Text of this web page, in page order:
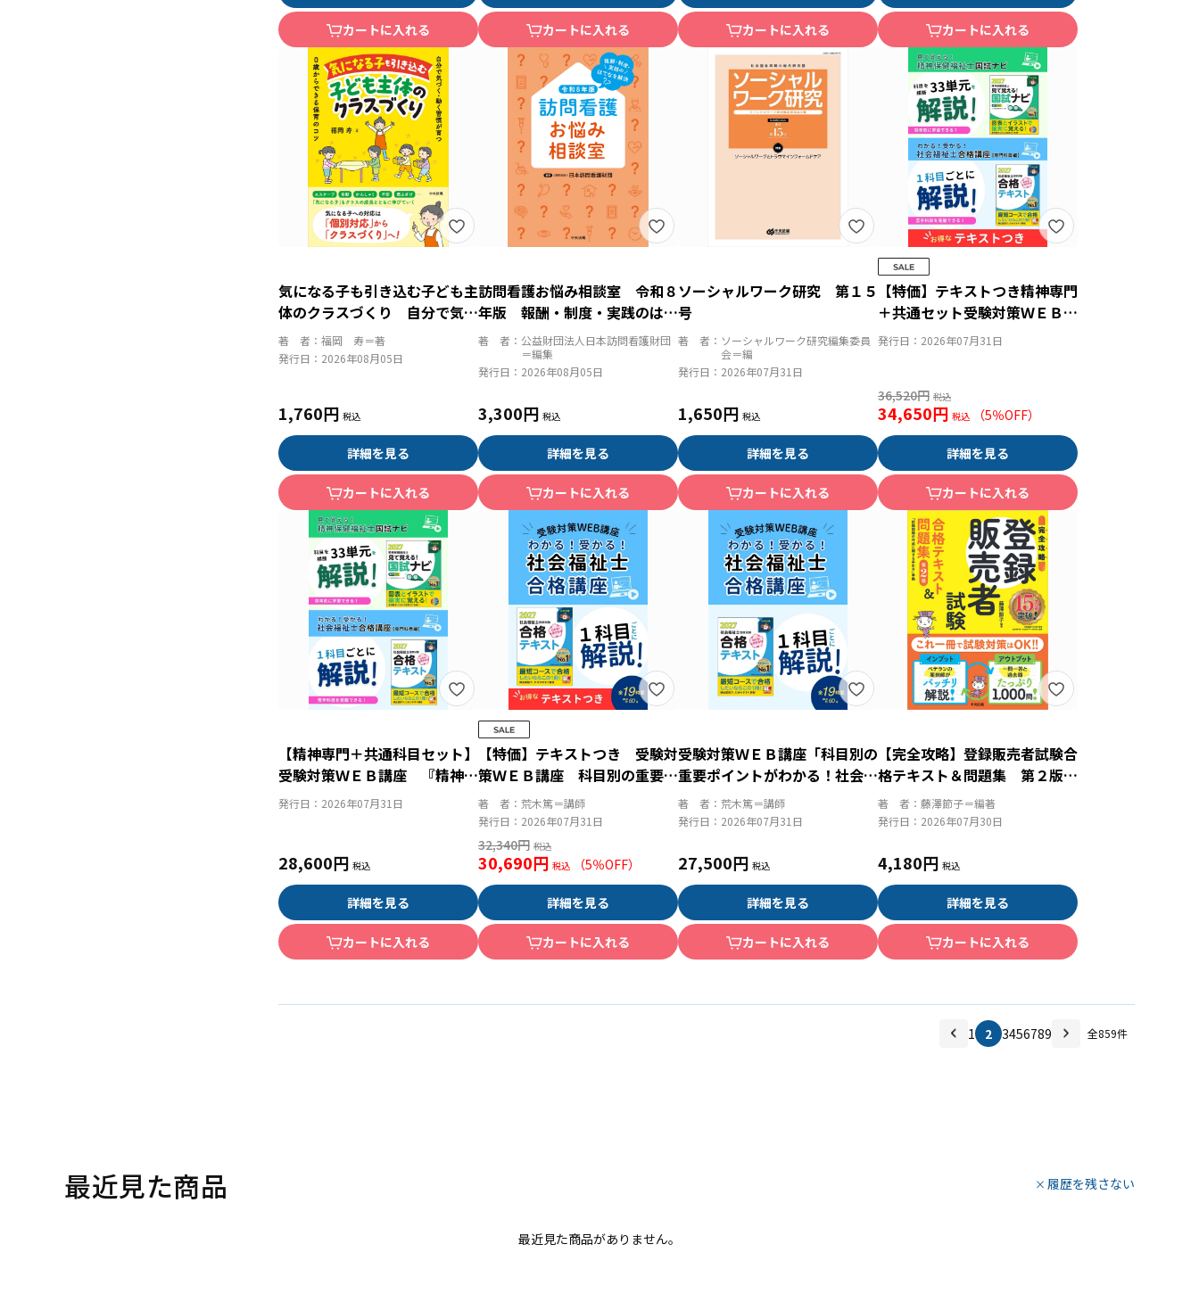
カートに入れる カートに入れる カートに入れる カートに入れる
気になる子も引き込む子ども主
体のクラスづくり 自分で気づ
く・動く習慣が育つ ０歳から
できる保育のコツ
著 者： 福岡 寿＝著
発行日： 2026年08月05日
1,760円
詳細を見る
カートに入れる
訪問看護お悩み相談室 令和８
年版 報酬・制度・実践のはて
なを解決
著 者： 公益財団法人日本訪問看護財団
＝編集
発行日： 2026年08月05日
3,300円
詳細を見る
カートに入れる
ソーシャルワーク研究 第１５
号
著 者： ソーシャルワーク研究編集委員
会＝編
発行日： 2026年07月31日
1,650円
詳細を見る
カートに入れる
【特価】テキストつき精神専門
＋共通セット受験対策ＷＥＢ講
座『精神国試ナビ＆科目別の重
発行日： 2026年07月31日
36,520円
34,650円 （5％OFF）
詳細を見る
カートに入れる
【精神専門＋共通科目セット】
受験対策ＷＥＢ講座 『精神保
健福祉士国試ナビ［専門科目］
格講座２０２７」
発行日： 2026年07月31日
28,600円
詳細を見る
カートに入れる
【特価】テキストつき 受験対
策ＷＥＢ講座 科目別の重要ポ
イントがわかる！社会福祉士合
格講座２０２７（全セット）
著 者： 荒木篤＝講師
発行日： 2026年07月31日
32,340円
30,690円 （5％OFF）
詳細を見る
カートに入れる
受験対策ＷＥＢ講座「科目別の
重要ポイントがわかる！社会福
祉士合格講座２０２７」（全セ
ット）
著 者： 荒木篤＝講師
発行日： 2026年07月31日
27,500円
詳細を見る
カートに入れる
【完全攻略】登録販売者試験合
格テキスト＆問題集 第２版
試験問題の作成に関する手引き
準拠
著 者： 藤澤節子＝編著
発行日： 2026年07月30日
4,180円
詳細を見る
カートに入れる
1 2 3456789 全859件
最近見た商品
最近見た商品がありません。
履歴を残さない